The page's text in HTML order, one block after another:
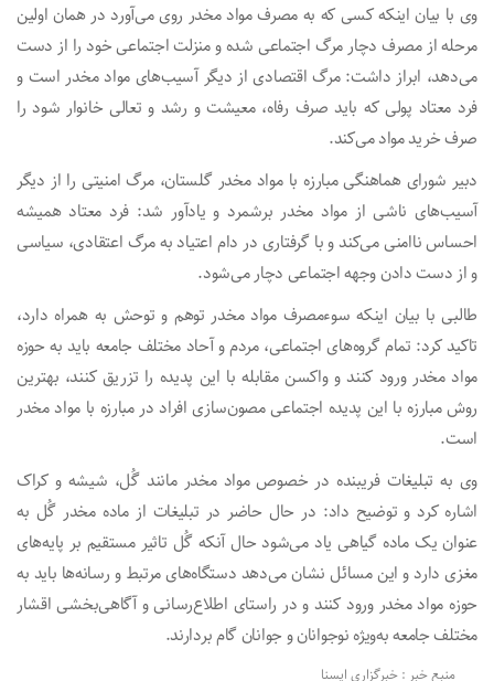
وی با بیان اینکه کسی که به مصرف مواد مخدر روی می‌آورد در همان اولین
مرحله از مصرف دچار مرگ اجتماعی شده و منزلت اجتماعی خود را از دست
می‌دهد، ابراز داشت: مرگ اقتصادی از دیگر آسیب‌های مواد مخدر است و
فرد معتاد پولی که باید صرف رفاه، معیشت و رشد و تعالی خانوار شود را
صرف خرید مواد می‌کند.
دبیر شورای هماهنگی مبارزه با مواد مخدر گلستان، مرگ امنیتی را از دیگر
آسیب‌های ناشی از مواد مخدر برشمرد و یادآور شد: فرد معتاد همیشه
احساس ناامنی می‌کند و با گرفتاری در دام اعتیاد به مرگ اعتقادی، سیاسی
و از دست دادن وجهه اجتماعی دچار می‌شود.
طالبی با بیان اینکه سوءمصرف مواد مخدر توهم و توحش به همراه دارد،
تاکید کرد: تمام گروه‌های اجتماعی، مردم و آحاد مختلف جامعه باید به حوزه
مواد مخدر ورود کنند و واکسن مقابله با این پدیده را تزریق کنند، بهترین
روش مبارزه با این پدیده اجتماعی مصون‌سازی افراد در مبارزه با مواد مخدر
است.
وی به تبلیغات فریبنده در خصوص مواد مخدر مانند گُل، شیشه و کراک
اشاره کرد و توضیح داد: در حال حاضر در تبلیغات از ماده مخدر گُل به
عنوان یک ماده گیاهی یاد می‌شود حال آنکه گُل تاثیر مستقیم بر پایه‌های
مغزی دارد و این مسائل نشان می‌دهد دستگاه‌های مرتبط و رسانه‌ها باید به
حوزه مواد مخدر ورود کنند و در راستای اطلاع‌رسانی و آگاهی‌بخشی اقشار
مختلف جامعه به‌ویژه نوجوانان و جوانان گام بردارند.
منبع خبر : خبرگزاری ایسنا